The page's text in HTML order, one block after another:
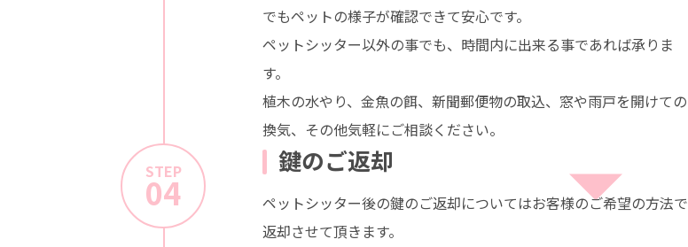
でもペットの様子が確認できて安心です。
ペットシッター以外の事でも、時間内に出来る事であれば承りま
す。
植木の水やり、金魚の餌、新聞郵便物の取込、窓や雨戸を開けての
換気、その他気軽にご相談ください。
STEP
04
鍵のご返却
ペットシッター後の鍵のご返却についてはお客様のご希望の方法で
返却させて頂きます。